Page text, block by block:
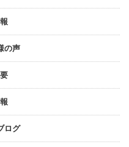
の声
ログ